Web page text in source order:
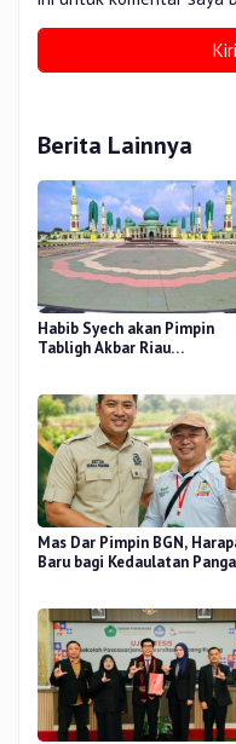
Berita Lainnya
Habib Syech akan Pimpin
Tabligh Akbar Riau
Mas Dar Pimpin BGN,
Baru bagi Kedaulatan